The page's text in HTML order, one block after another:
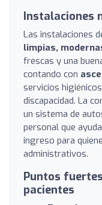
Instalaciones
Las instalaciones
limpias,
frescas y una
contando con
servicios
discapacidad. La
un sistema de
personal que
ingreso para
administrativos.
Puntos
pacientes